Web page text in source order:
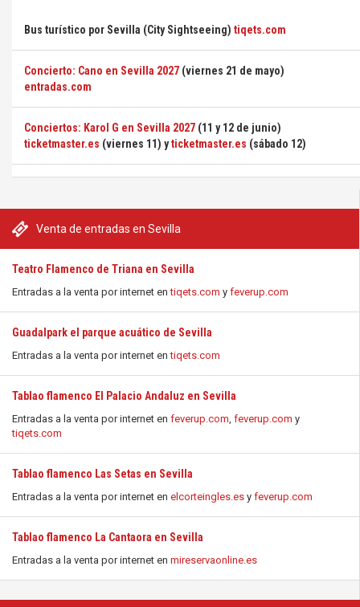
Venta de entradas en Sevilla
Teatro Flamenco de Triana en Sevilla
Entradas a la venta por internet entiqets.com y feverup.com
Guadalpark el parque acuático de Sevilla
Entradas a la venta por internet entiqets.com
Tablao flamenco El Palacio Andaluz en Sevilla
Entradas a la venta por internet en feverup.com, feverup.com y
tiqets.com
Tablao flamenco Las Setas en Sevilla
Entradas a la venta por internet en elcorteingles.es y feverup.com
Tablao flamenco La Cantaora en Sevilla
Entradas a la venta por internet en mireservaonline.es
Bus turístico por Sevilla (City Sightseeing) tiqets.com
Concierto: Cano en Sevilla 2027 (viernes 21 de mayo)
entradas.com
Conciertos: Karol G en Sevilla 2027 (11 y 12 de junio)
ticketmaster.es (viernes 11) yticketmaster.es (sábado 12)